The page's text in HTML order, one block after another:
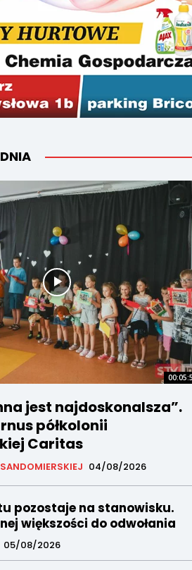
jest najdoskonalsza”.
półkolonii
Caritas
04/08/2026
pozostaje na stanowisku.
większości do odwołania
05/08/2026